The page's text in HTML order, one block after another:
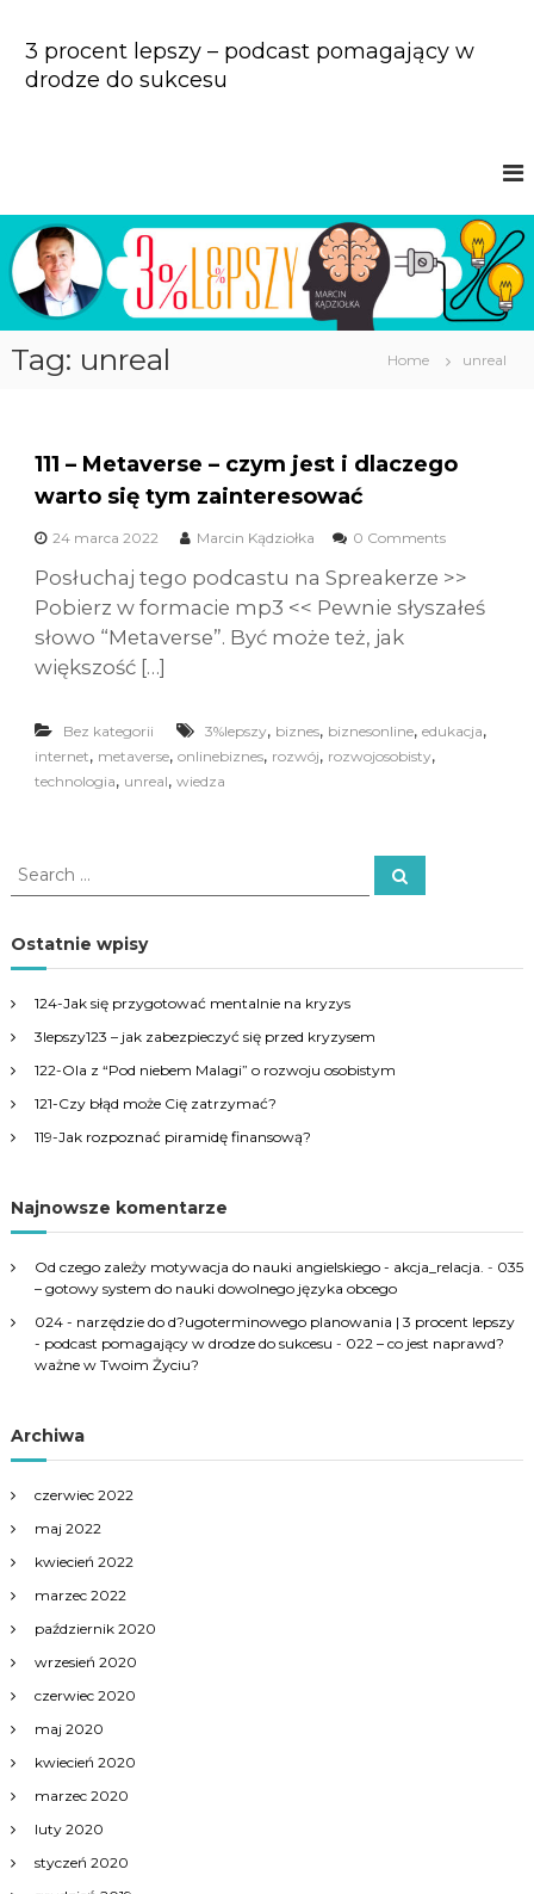
n
e
n
3 procent lepszy – podcast pomagający w
drodze do sukcesu
Tag: unreal Home unreal
111 – Metaverse – czym jest i dlaczego
warto się tym zainteresować
24 marca 2022 Marcin Kądziołka 0 Comments
Posłuchaj tego podcastu na Spreakerze >>
Pobierz w formacie mp3 << Pewnie słyszałeś
słowo “Metaverse”. Być może też, jak
większość […]
Bez kategorii 3%lepszy, biznes, biznesonline, edukacja,
internet, metaverse, onlinebiznes, rozwój, rozwojosobisty,
technologia, unreal, wiedza
S
e
r
c
o
r
S
e
Ostatnie wpisy
124-Jak się przygotować mentalnie na kryzys
3lepszy123 – jak zabezpieczyć się przed kryzysem
122-Ola z “Pod niebem Malagi” o rozwoju osobistym
121-Czy błąd może Cię zatrzymać?
119-Jak rozpoznać piramidę finansową?
Najnowsze komentarze
Od czego zależy motywacja do nauki angielskiego - akcja_relacja. - 035
– gotowy system do nauki dowolnego języka obcego
024 - narzędzie do d?ugoterminowego planowania | 3 procent lepszy
- podcast pomagający w drodze do sukcesu - 022 – co jest naprawd?
ważne w Twoim Życiu?
Archiwa
czerwiec 2022
maj 2022
kwiecień 2022
marzec 2022
październik 2020
wrzesień 2020
czerwiec 2020
maj 2020
kwiecień 2020
marzec 2020
luty 2020
styczeń 2020